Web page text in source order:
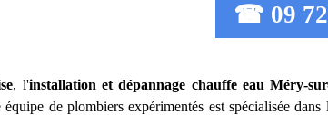
☎ 09 72
, l'installation et dépannage chauffe eau Méry-
de plombiers expérimentés est spécialisée dans